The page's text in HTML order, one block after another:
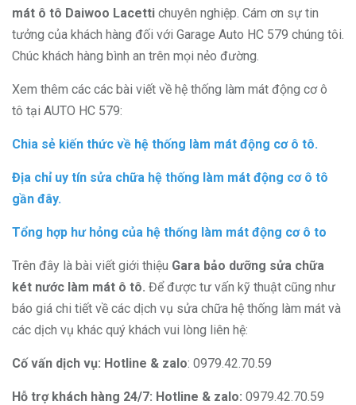
mát ô tô Daiwoo Lacetti chuyên nghiệp. Cám ơn sự tin
tưởng của khách hàng đối với Garage Auto HC 579 chúng tôi.
Chúc khách hàng bình an trên mọi nẻo đường.
Xem thêm các các bài viết về hệ thống làm mát động cơ ô
tô tại AUTO HC 579:
Chia sẻ kiến thức về hệ thống làm mát động cơ ô tô.
Địa chỉ uy tín sửa chữa hệ thống làm mát động cơ ô tô
gần đây.
Tổng hợp hư hỏng của hệ thống làm mát động cơ ô to
Trên đây là bài viết giới thiệu Gara bảo dưỡng sửa chữa
két nước làm mát ô tô. Để được tư vấn kỹ thuật cũng như
báo giá chi tiết về các dịch vụ sửa chữa hệ thống làm mát và
các dịch vụ khác quý khách vui lòng liên hệ:
Cố vấn dịch vụ: Hotline & zalo: 0979.42.70.59
Hỗ trợ khách hàng 24/7: Hotline & zalo: 0979.42.70.59